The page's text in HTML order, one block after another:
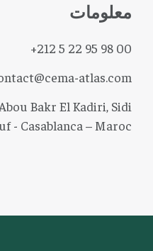
معلومات
+212 5 22 95 98 00
atlas.com
Bakr El Kadiri, Sidi
- Casablanca – Maroc